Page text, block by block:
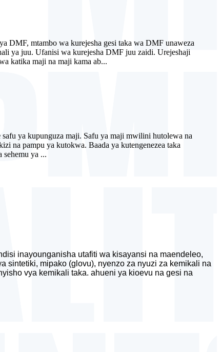
DMF, mtambo wa kurejesha gesi taka wa DMF unaweza
ya juu. Ufanisi wa kurejesha DMF juu zaidi. Urejeshaji
katika maji na maji kama ab...
ya kupunguza maji. Safu ya maji mwilini hutolewa na
na pampu ya kutokwa. Baada ya kutengenezea taka
ya ...
inayounganisha utafiti wa kisayansi na maendeleo,
sintetiki, mipako (glovu), nyenzo za nyuzi za kemikali na
vya kemikali taka. ahueni ya kioevu na gesi na